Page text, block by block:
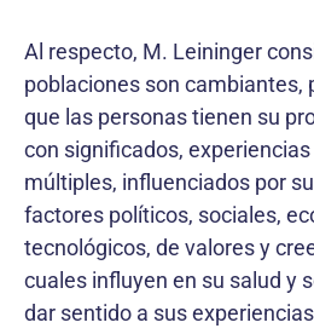
Al respecto, M. Leininger
poblaciones son cambiantes,
que las personas tienen su
con significados,
múltiples, influenciados por
factores políticos, sociales,
tecnológicos, de valores y
cuales influyen en su salud y
dar sentido a sus